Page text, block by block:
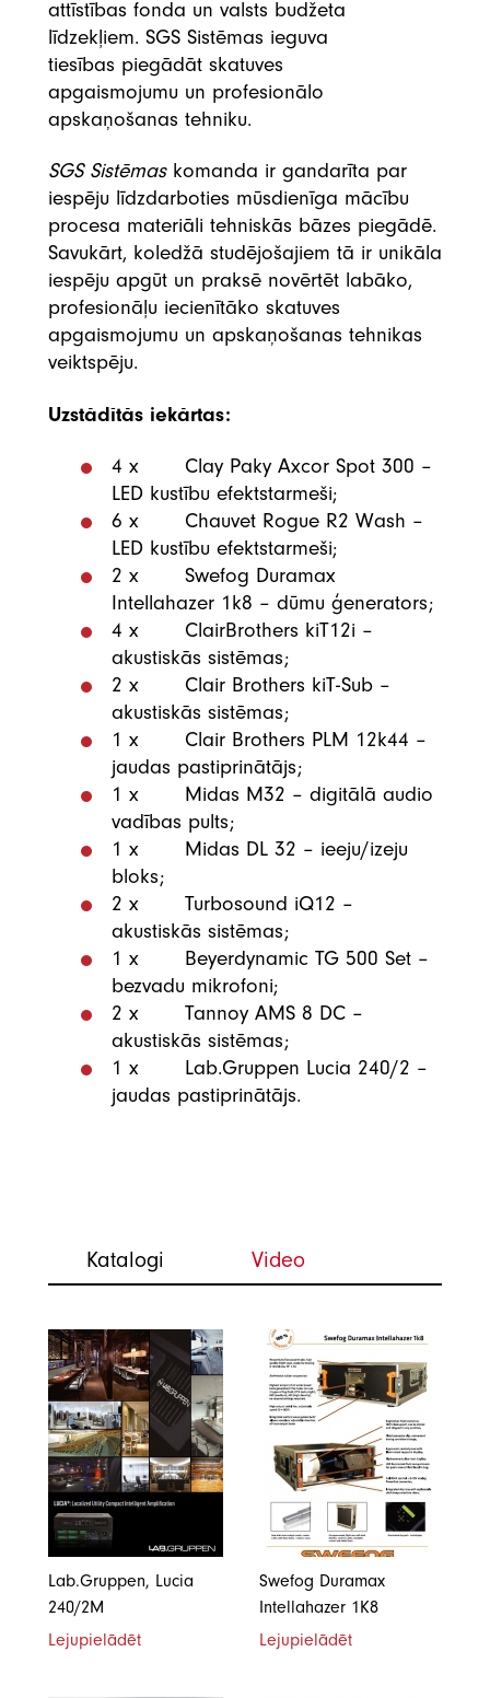
attīstības fonda un valsts budžeta
līdzekļiem. SGS Sistēmas ieguva
tiesības piegādāt skatuves
apgaismojumu un profesionālo
apskaņošanas tehniku.
SGS Sistēmaskomanda ir gandarīta par
iespēju līdzdarboties mūsdienīga mācību
procesa materiāli tehniskās bāzes piegādē.
Savukārt, koledžā studējošajiem tā ir unikāla
iespēju apgūt un praksē novērtēt labāko,
profesionāļu iecienītāko skatuves
apgaismojumu un apskaņošanas tehnikas
veiktspēju.
Uzstādītās iekārtas:
4 x Clay Paky Axcor Spot 300 –
LED kustību efektstarmeši;
6 x Chauvet Rogue R2 Wash –
LED kustību efektstarmeši;
2 x Swefog Duramax
Intellahazer 1k8 – dūmu ģenerators;
4 x ClairBrothers kiT12i –
akustiskās sistēmas;
2 x Clair Brothers kiT-Sub –
akustiskās sistēmas;
1 x Clair Brothers PLM 12k44 –
jaudas pastiprinātājs;
1 x Midas M32 – digitālā audio
vadības pults;
1 x Midas DL 32 – ieeju/izeju
bloks;
2 x Turbosound iQ12 –
akustiskās sistēmas;
1 x Beyerdynamic TG 500 Set –
bezvadu mikrofoni;
2 x Tannoy AMS 8 DC –
akustiskās sistēmas;
1 x Lab.Gruppen Lucia 240/2 –
jaudas pastiprinātājs.
Katalogi Video
Lab.Gruppen, Lucia
240/2M
Lejupielādēt
Swefog Duramax
Intellahazer 1K8
Lejupielādēt